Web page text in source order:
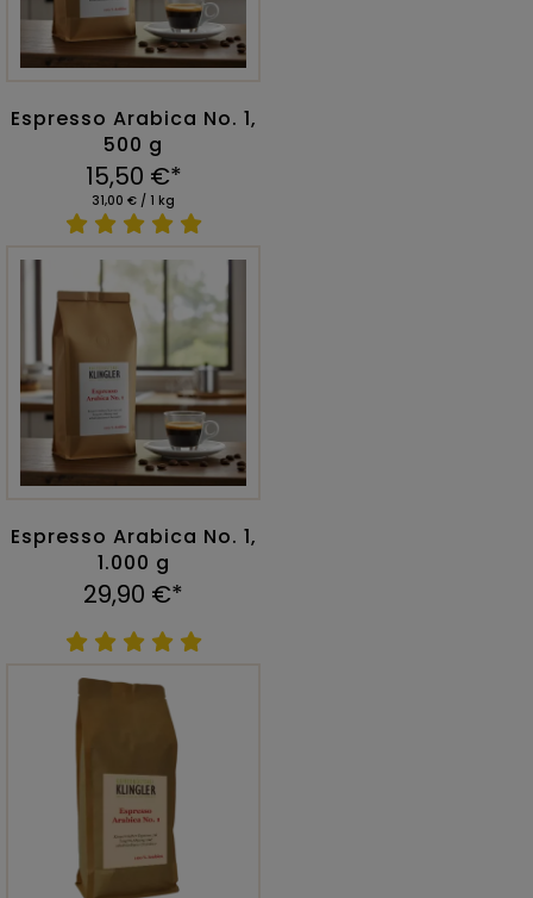
Espresso Arabica No. 1,
500 g
15,50 €*
31,00 € / 1 kg
Espresso Arabica No. 1,
1.000 g
29,90 €*